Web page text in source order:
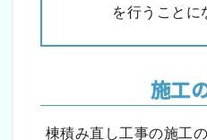
を行うことに
施工
棟積み直し工事の施工